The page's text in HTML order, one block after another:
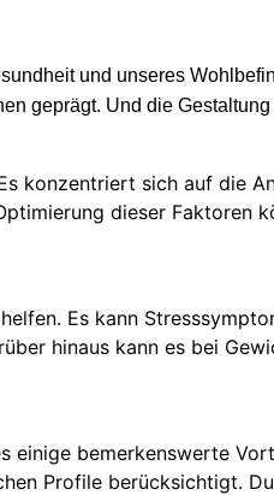
und unseres
geprägt. Und die
konzentriert sich auf die
dieser Faktoren k
Es kann
ber hinaus kann es bei
einige bemerkenswerte
Profile berücksichtigt.